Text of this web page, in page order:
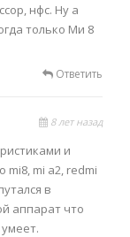
нфс. Ну а
только Ми 8
Ответить
8 лет назад
и
mi8, mi a2, redmi
в
аппарат что